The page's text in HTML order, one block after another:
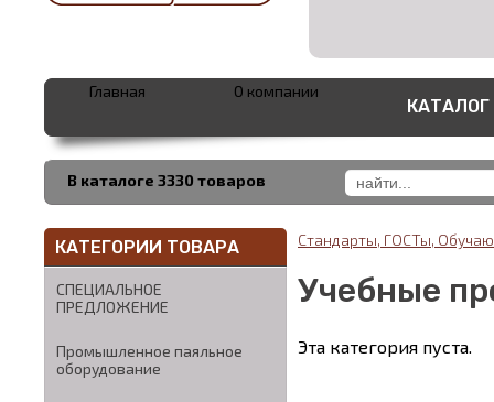
В каталоге 3330 товаров
Главная О компании
КАТАЛОГ
КАТЕГОРИИ ТОВАРА
СПЕЦИАЛЬНОЕ
ПРЕДЛОЖЕНИЕ
Промышленное паяльное
оборудование
Стандарты, ГОСТы,
Учебные
Эта категория пуста.